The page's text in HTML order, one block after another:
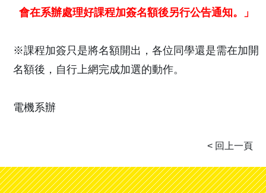
會在系辦處理好課程加簽名額後另行公告通知。」
※課程加簽只是將名額開出，各位同學還是需在加開
名額後，自行上網完成加選的動作。
電機系辦